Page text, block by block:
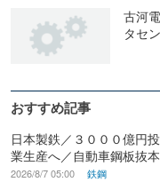
古河
タセ
おすすめ記事
日本製鉄／３０００億円
業生産へ／自動車鋼板抜
2026/8/7 05:00 鉄鋼